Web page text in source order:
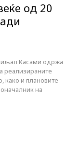
од 20
Касами одржа
реализираните
како и плановите
на